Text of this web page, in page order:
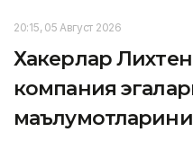
20:15, 05 Август 2026
Хакерлар
компания